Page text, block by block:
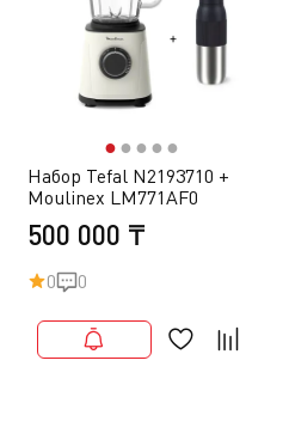
●● ● ● ●
Набор Tefal N2193710 +
Moulinex LM771AF0
500 000 ₸
0 0